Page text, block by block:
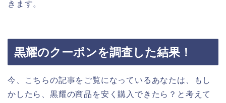
きます。
黒耀のクーポンを調査した結果！
今、こちらの記事をご覧になっているあなたは、もし
かしたら、黒耀の商品を安く購入できたら？と考えて